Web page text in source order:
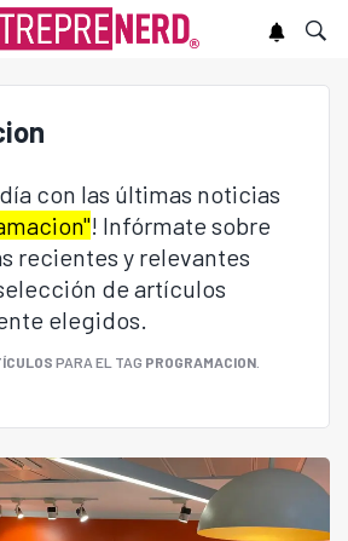
con las últimas noticias
! Infórmate sobre
recientes y relevantes
de artículos
elegidos.
PARA EL TAG PROGRAMACION